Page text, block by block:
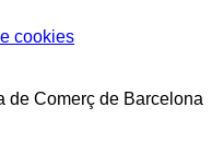
cookies
de Comerç de Barcelona